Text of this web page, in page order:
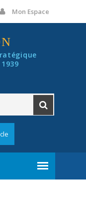
Mon Espace